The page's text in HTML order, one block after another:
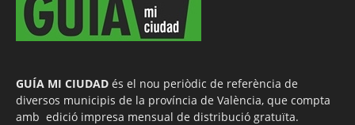
GUÍA MI CIUDAD és el nou periòdic de referència de
diversos municipis de la província de València, que compta
amb edició impresa mensual de distribució gratuïta.